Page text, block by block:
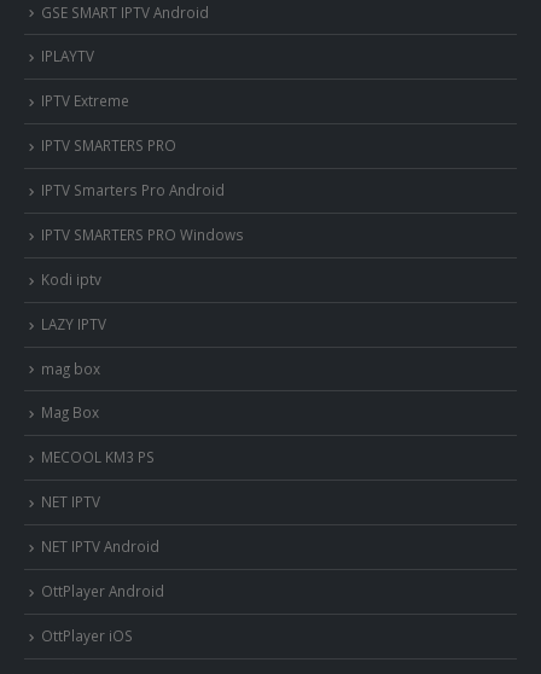
GSE SMART IPTV Android
IPLAYTV
IPTV Extreme
IPTV SMARTERS PRO
IPTV Smarters Pro Android
IPTV SMARTERS PRO Windows
Kodi iptv
LAZY IPTV
mag box
Mag Box
MECOOL KM3 PS
NET IPTV
NET IPTV Android
OttPlayer Android
OttPlayer iOS